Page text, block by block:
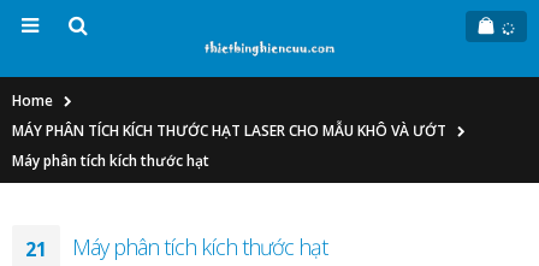
Home
MÁY PHÂN TÍCH KÍCH THƯỚC HẠT LASER CHO MẪU KHÔ VÀ ƯỚT
Máy phân tích kích thước hạt
21 Máy phân tích kích thước hạt